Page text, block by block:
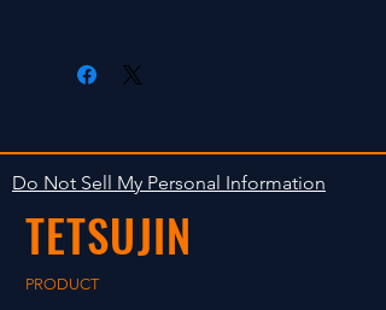
isn't accepted in goods.
します。海外への出荷は入金確認
The occasion with the stock is
shipped in 2-5 days. Shipment to
foreign countries will be shipment
after payment confirmation.
Do Not Sell My Personal Information
TETSUJIN
PRODUCT